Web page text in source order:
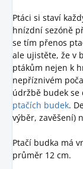
Ptáci si staví
hnízdní sezóně
se tím přenos
ale ujistěte, že v
ptákům nejen k
nepříznivém
údržbě budek se
ptačích budek.
výběr, zavěšení)
Ptačí budka má
průměr 12 cm.